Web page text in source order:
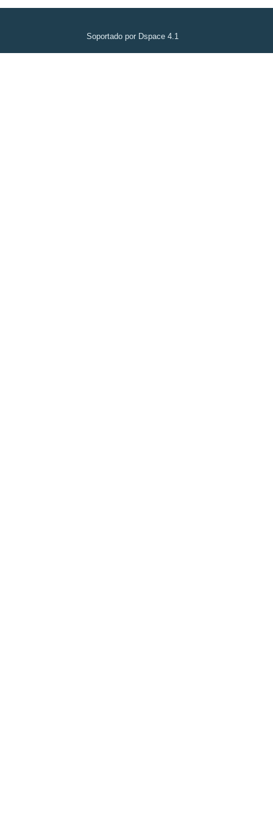
Soportado por Dspace 4.1